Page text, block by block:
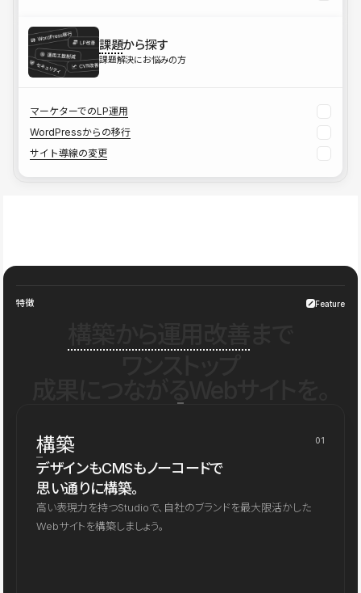
課題から探す
課題解決にお悩みの方
マーケターでのLP運用
WordPressからの移行
サイト導線の変更
特徴 Feature
構築 01
デザインもCMSもノーコードで
思い通りに構築。
高い表現力を持つStudioで、自社のブランドを最大限活かした
Webサイトを構築しましょう。